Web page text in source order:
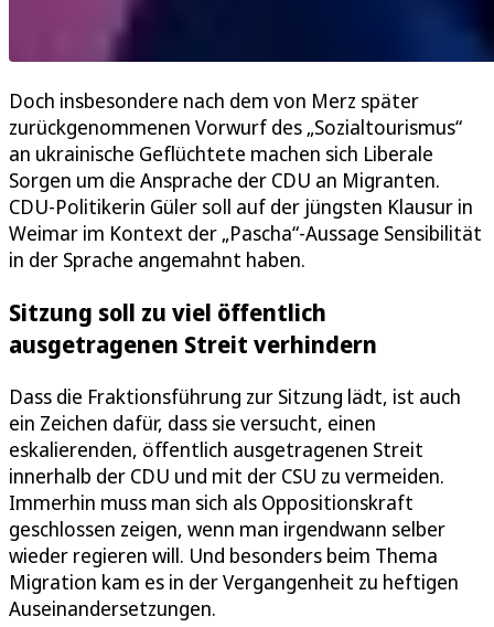
Doch insbesondere nach dem von Merz später
zurückgenommenen Vorwurf des „Sozialtourismus“
an ukrainische Geflüchtete machen sich Liberale
Sorgen um die Ansprache der CDU an Migranten.
CDU-Politikerin Güler soll auf der jüngsten Klausur in
Weimar im Kontext der „Pascha“-Aussage Sensibilität
in der Sprache angemahnt haben.
Sitzung soll zu viel öffentlich
ausgetragenen Streit verhindern
Dass die Fraktionsführung zur Sitzung lädt, ist auch
ein Zeichen dafür, dass sie versucht, einen
eskalierenden, öffentlich ausgetragenen Streit
innerhalb der CDU und mit der CSU zu vermeiden.
Immerhin muss man sich als Oppositionskraft
geschlossen zeigen, wenn man irgendwann selber
wieder regieren will. Und besonders beim Thema
Migration kam es in der Vergangenheit zu heftigen
Auseinandersetzungen.